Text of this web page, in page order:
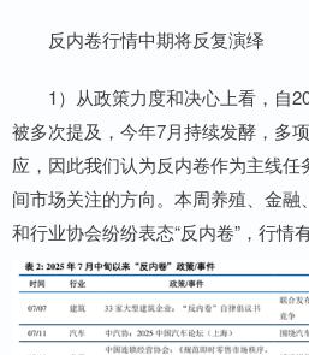
反内卷行情中期将反复演绎
1）从政策力度和决心上看，自
被多次提及，今年7月持续发酵，多
应，因此我们认为反内卷作为主线
间市场关注的方向。本周养殖、金
和行业协会纷纷表态“反内卷”，行情